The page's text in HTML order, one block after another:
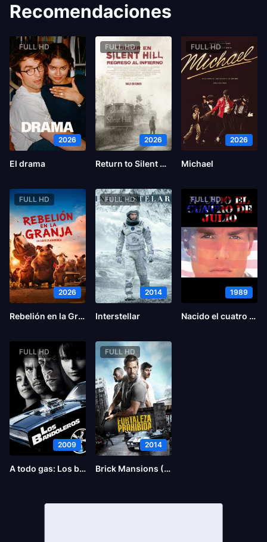
Recomendaciones
FULL HD
2026
El drama
FULL HD
2026
Return to Silent Hill
FULL HD
2026
Michael
FULL HD
2026
Rebelión en la Granja
FULL HD
2014
Interstellar
FULL HD
1989
Nacido el cuatro de julio
FULL HD
2009
A todo gas: Los bandoleros
FULL HD
2014
Brick Mansions (La fortaleza)